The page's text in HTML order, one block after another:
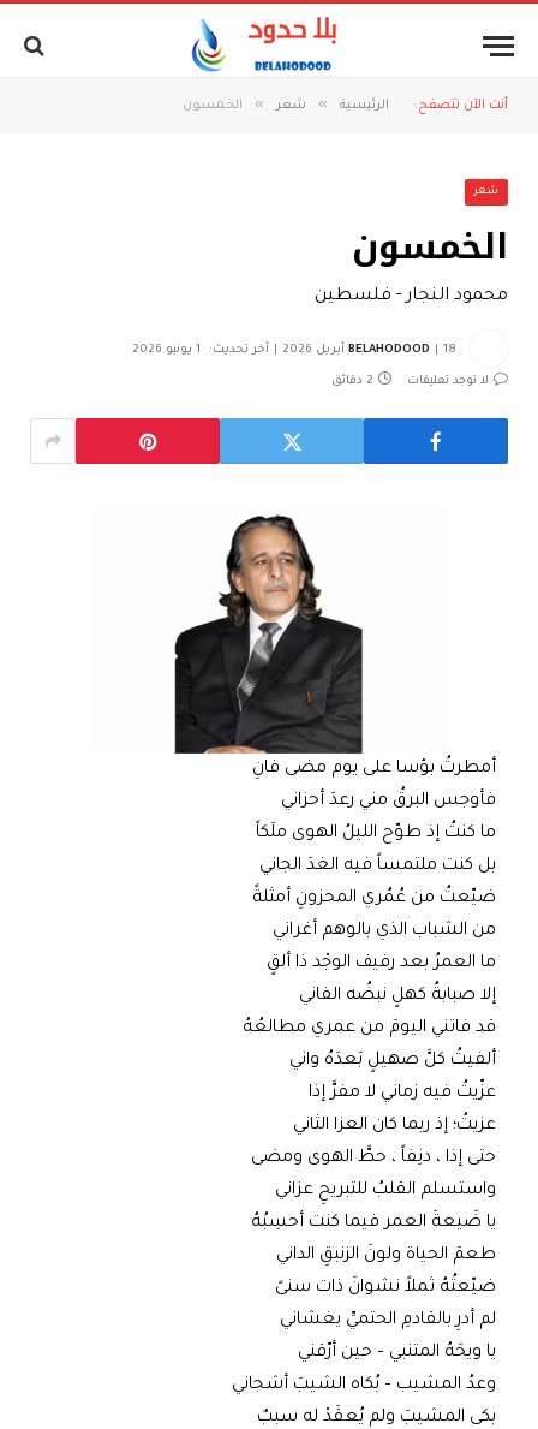
أنت الآن تتصفح: الرئيسية » شعر » الخمسون
شعر
الخمسون
محمود النجار - فلسطين
BELAHODOOD 18 أبريل 2026 آخر تحديث: 1 يونيو 2026
لا توجد تعليقات 2 دقائق
أمطرتُ بؤسا على يوم مضى فانِ
فأوجس البرقُ مني رعدَ أحزاني
ما كنتُ إذ طوّح الليلُ الهوى ملَكاً
بل كنت ملتمساً فيه الغدَ الجاني
ضيّعتُ من عُمُري المحزونِ أمثلةً
من الشباب الذي بالوهم أغراني
ما العمرُ بعد رفيف الوجْد ذا ألقٍ
إلا صبابةُ كهلٍ نبضُه الفاني
قد فاتني اليومَ من عمري مطالعُهُ
ألفيتُ كلَّ صهيلٍ بَعدَهُ واني
عزّيتُ فيه زماني لا مفرَّ إذا
عزيتُ؛ إذ ربما كان العزا الثاني
حتى إذا ، دنِفاً ، حطَّ الهوى ومضى
واستسلم القلبُ للتبريحِ عزاني
يا ضَيعةَ العمر فيما كنت أحسِبُهُ
طعمَ الحياة ولونَ الزنبقِ الداني
ضيّعتُهُ ثملاً نشوانَ ذات سنىً
لم أدرِ بالقادمِ الحتميِّ يغشاني
يا ويحَهُ المتنبي – حين أرّقني
وعدُ المشيب – بُكاه الشيبَ أشجاني
بكى المشيبَ ولم يُعقَدْ له سببٌ